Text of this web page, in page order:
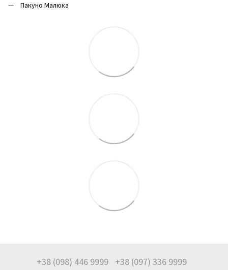
Пакуно Малюка
+38 (098) 446 9999 +38 (097) 336 9999